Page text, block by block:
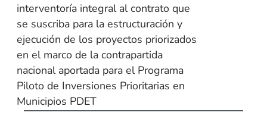
interventoría integral al contrato que
se suscriba para la estructuración y
ejecución de los proyectos priorizados
en el marco de la contrapartida
nacional aportada para el Programa
Piloto de Inversiones Prioritarias en
Municipios PDET